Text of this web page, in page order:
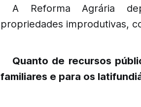
A Reforma Agrária
propriedades improdutivas,
Quanto de recursos
familiares e para os